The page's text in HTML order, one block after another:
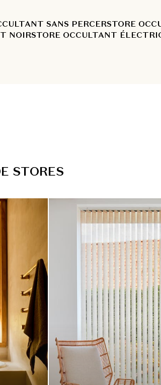
SANS PERCERSTORE
NOIRSTORE OCCULTANT
E STORES